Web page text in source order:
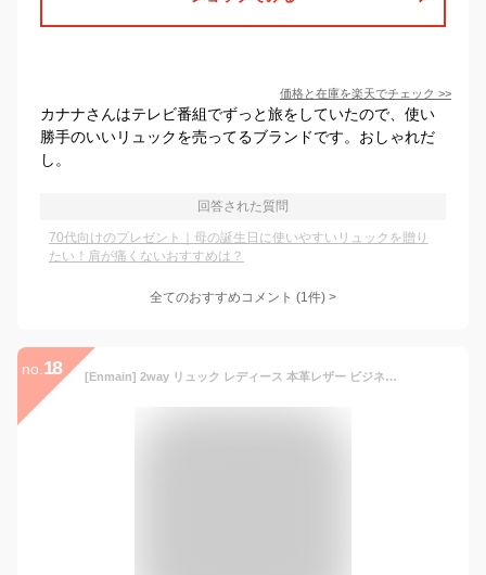
価格と在庫を楽天でチェック >>
カナナさんはテレビ番組でずっと旅をしていたので、使い
勝手のいいリュックを売ってるブランドです。おしゃれだ
し。
回答された質問
70代向けのプレゼント｜母の誕生日に使いやすいリュックを贈り
たい！肩が痛くないおすすめは？
全てのおすすめコメント (1件) >
no. 18 [Enmain] 2way リュック レディース 本革レザー ビジネスバッグ 女性用 ショルダー バックパック 軽量 大容量 かわいい 防水 大人 通勤 通学 旅行 ピンク ALB06K